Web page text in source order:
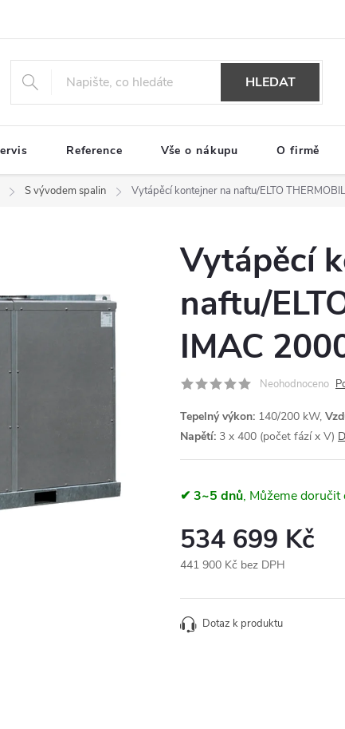
HLEDAT
Reference Vše o nákupu O firmě
S vývodem spalin Vytápěcí kontejner na naftu/ELTO
Vytápěcí
naftu/
IMAC
Neohodnoceno
Tepelný výkon: 140/200 kW,
Napětí: 3 x 400 (počet fází x V)
✔ 3~5 dnů
534 699 Kč
441 900 Kč bez DPH
cena:
Dotaz k produktu